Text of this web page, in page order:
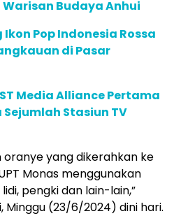
Budaya Anhui
Pop Indonesia Rossa
di Pasar
Media Alliance Pertama
Stasiun TV
oranye yang dikerahkan ke
Monas menggunakan
pengki dan lain-lain,”
Minggu (23/6/2024) dini hari.